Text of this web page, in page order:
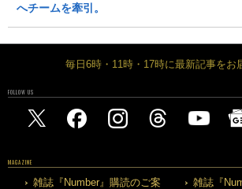
へチームを牽引。
毎日6時・11時・17時に最新記事をお
FOLLOW US
MAGAZINE
雑誌『Number』購読のご案
雑誌『